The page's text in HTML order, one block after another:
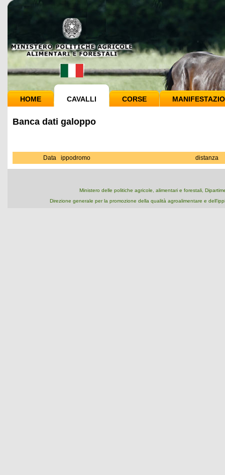
HOME CAVALLI CORSE
Banca dati galoppo
Data ippodromo distanza
Ministero delle politiche agricole, alimentari e forestali,
Direzione generale per la promozione della qualità agroalimentare e